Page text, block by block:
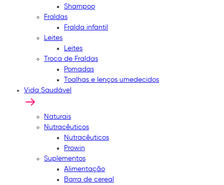
Shampoo
Fraldas
Fralda infantil
Leites
Leites
Troca de Fraldas
Pomadas
Toalhas e lenços umedecidos
Vida Saudável
Naturais
Nutracêuticos
Nutracêuticos
Prowin
Suplementos
Alimentação
Barra de cereal